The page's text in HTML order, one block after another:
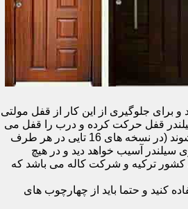
برای جلوگیری از این کار از قفل مولتی
زبانه از سیلندر قفل حرکت کرده و درب را قفل می
کند و در دو با قفل سویچ (در قفل های 20 تایی )پنج زبانه از قسمت بالای درب،پانزده زبانه هم از قسمت بالا،وسط و پایین قسمت کناری درب وارد چهار چوب می شوند (در نسخه های 16 تایی در هر طرف
سیلندر آسیب خواهد دید و در هیچ
کشور ترکیه و شرکت کاله می باشد که
و حتما باید از چهارچوب های